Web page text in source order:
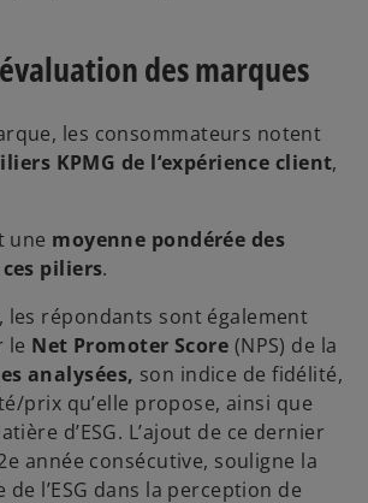
des marques
les consommateurs notent
KPMG de l‘expérience client,
une moyenne pondérée des
piliers.
les répondants sont également
le Net Promoter Score (NPS) de la
analysées, son indice de fidélité,
prix qu’elle propose, ainsi que
d’ESG. L’ajout de ce dernier
année consécutive, souligne la
de l’ESG dans la perception de